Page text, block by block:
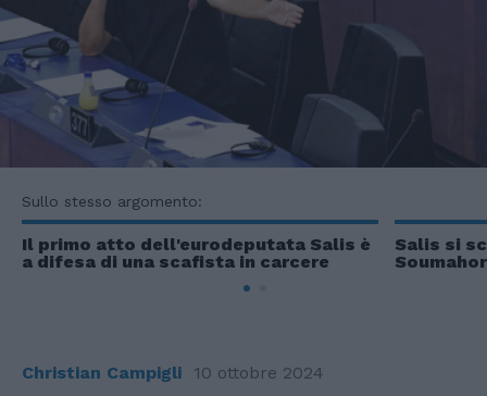
Sullo stesso argomento:
Il primo atto dell'eurodeputata Salis è
a difesa di una scafista in carcere
Salis si
Christian Campigli 10 ottobre 2024